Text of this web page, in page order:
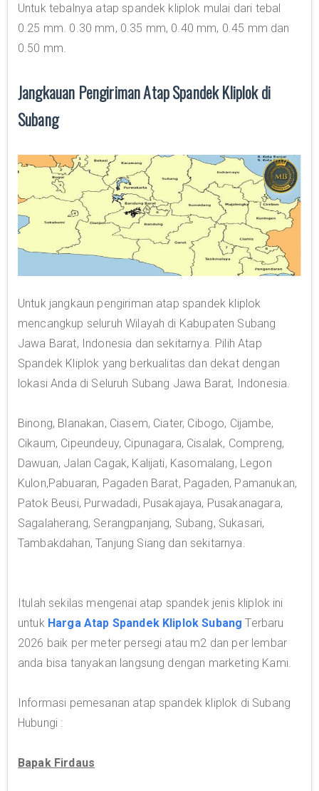
Untuk tebalnya atap spandek kliplok mulai dari tebal
0.25 mm. 0.30 mm, 0.35 mm, 0.40 mm, 0.45 mm dan
0.50 mm.
Jangkauan Pengiriman Atap Spandek Kliplok di
Subang
Untuk jangkaun pengiriman atap spandek kliplok
mencangkup seluruh Wilayah di Kabupaten Subang
Jawa Barat, Indonesia dan sekitarnya. Pilih Atap
Spandek Kliplok yang berkualitas dan dekat dengan
lokasi Anda di Seluruh Subang Jawa Barat, Indonesia.
Binong, Blanakan, Ciasem, Ciater, Cibogo, Cijambe,
Cikaum, Cipeundeuy, Cipunagara, Cisalak, Compreng,
Dawuan, Jalan Cagak, Kalijati, Kasomalang, Legon
Kulon,Pabuaran, Pagaden Barat, Pagaden, Pamanukan,
Patok Beusi, Purwadadi, Pusakajaya, Pusakanagara,
Sagalaherang, Serangpanjang, Subang, Sukasari,
Tambakdahan, Tanjung Siang dan sekitarnya.
Itulah sekilas mengenai atap spandek jenis kliplok ini
untuk Harga Atap Spandek Kliplok Subang Terbaru
2026 baik per meter persegi atau m2 dan per lembar
anda bisa tanyakan langsung dengan marketing Kami.
Informasi pemesanan atap spandek kliplok di Subang
Hubungi :
Bapak Firdaus